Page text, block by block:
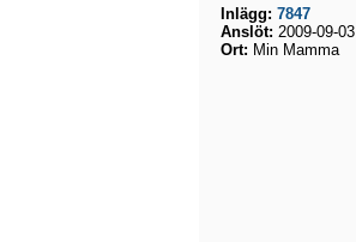
Inlägg: 7847
Anslöt: 2009-09-03
Ort: Min Mamma